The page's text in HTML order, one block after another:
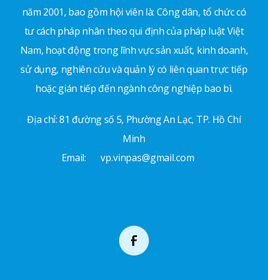
năm 2001, bao gồm hội viên là: Công dân, tổ chức có
tư cách pháp nhân theo qui định của pháp luật Việt
Nam, hoạt động trong lĩnh vực sản xuất, kinh doanh,
sử dụng, nghiên cứu và quản lý có liên quan trực tiếp
hoặc gián tiếp đến ngành công nghiệp bao bì.
Địa chỉ: 81 đường số 5, Phường An Lạc, TP. Hồ Chí
Minh
Email:
vp.vinpas@gmail.com